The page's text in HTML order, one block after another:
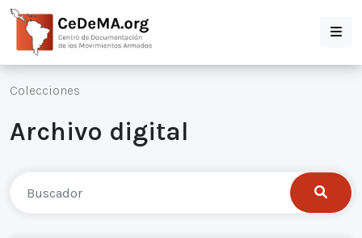
Colecciones
Archivo digital